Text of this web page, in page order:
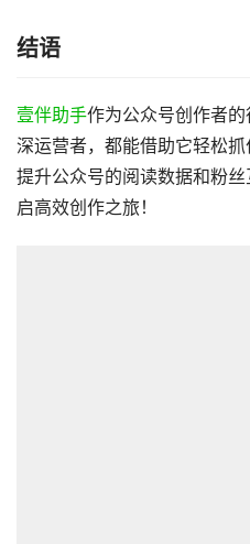
结语
壹伴助手作为公众号创作者
深运营者，都能借助它轻松
提升公众号的阅读数据和粉
启高效创作之旅！